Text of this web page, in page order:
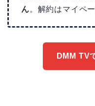
ん。解約はマイペ
DMM TV